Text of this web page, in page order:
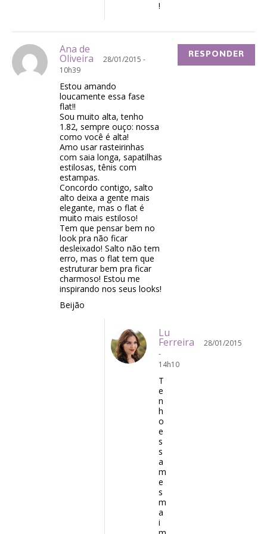
!
Ana de
Oliveira
28/01/2015 -
10h39
Estou amando
loucamente essa fase
flat!!
Sou muito alta, tenho
1.82, sempre ouço: nossa
como você é alta!
Amo usar rasteirinhas
com saia longa, sapatilhas
estilosas, tênis com
estampas.
Concordo contigo, salto
alto deixa a gente mais
elegante, mas o flat é
muito mais estiloso!
Tem que pensar bem no
look pra não ficar
desleixado! Salto não tem
erro, mas o flat tem que
estruturar bem pra ficar
charmoso! Estou me
inspirando nos seus looks!
Beijão
RESPONDER
Lu
Ferreira
28/01/2015
-
14h10
T
e
n
h
o
e
s
s
a
m
e
s
m
a
i